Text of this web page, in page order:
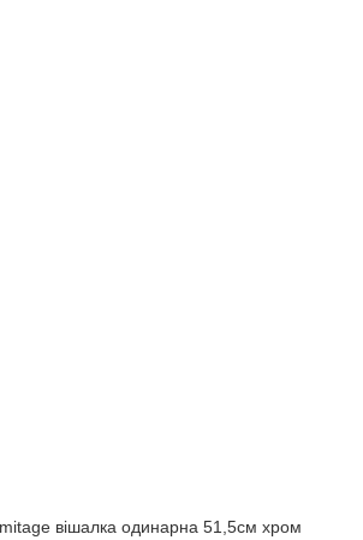
вішалка одинарна 51,5см хром